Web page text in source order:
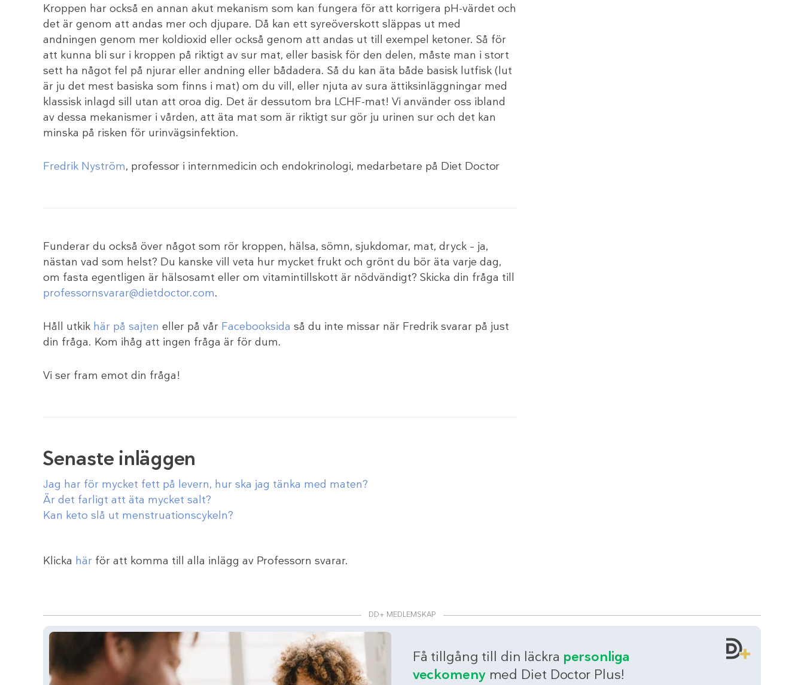
Kroppen har också en annan akut mekanism som kan fungera för att korrigera pH-värdet och
det är genom att andas mer och djupare. Då kan ett syreöverskott släppas ut med
andningen genom mer koldioxid eller också genom att andas ut till exempel ketoner. Så för
att kunna bli sur i kroppen på riktigt av sur mat, eller basisk för den delen, måste man i stort
sett ha något fel på njurar eller andning eller bådadera. Så du kan äta både basisk lutfisk (lut
är ju det mest basiska som finns i mat) om du vill, eller njuta av sura ättiksinläggningar med
klassisk inlagd sill utan att oroa dig. Det är dessutom bra LCHF-mat! Vi använder oss ibland
av dessa mekanismer i vården, att äta mat som är riktigt sur gör ju urinen sur och det kan
minska på risken för urinvägsinfektion.
Fredrik Nyström, professor i internmedicin och endokrinologi, medarbetare på Diet Doctor
Funderar du också över något som rör kroppen, hälsa, sömn, sjukdomar, mat, dryck – ja,
nästan vad som helst? Du kanske vill veta hur mycket frukt och grönt du bör äta varje dag,
om fasta egentligen är hälsosamt eller om vitamintillskott är nödvändigt? Skicka din fråga till
professornsvarar@dietdoctor.com.
Håll utkik här på sajten eller på vår Facebooksida så du inte missar när Fredrik svarar på just
din fråga. Kom ihåg att ingen fråga är för dum.
Vi ser fram emot din fråga!
Senaste inläggen
Jag har för mycket fett på levern, hur ska jag tänka med maten?
Är det farligt att äta mycket salt?
Kan keto slå ut menstruationscykeln?
Klicka här för att komma till alla inlägg av Professorn svarar.
DD+ MEDLEMSKAP
Få tillgång till din läckra personliga
veckomenymed Diet Doctor Plus!